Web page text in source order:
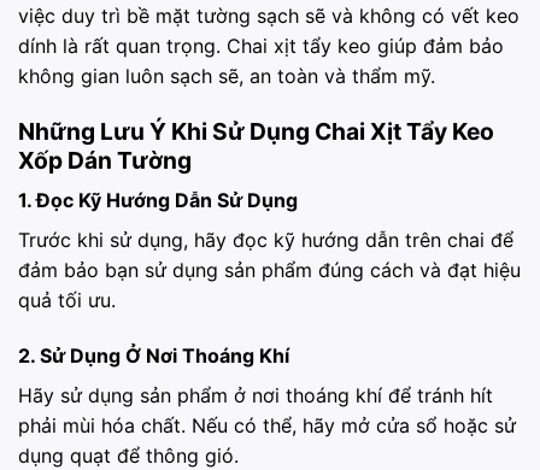
việc duy trì bề mặt tường sạch sẽ và không có vết keo
dính là rất quan trọng. Chai xịt tẩy keo giúp đảm bảo
không gian luôn sạch sẽ, an toàn và thẩm mỹ.
Những Lưu Ý Khi Sử Dụng Chai Xịt Tẩy Keo
Xốp Dán Tường
1. Đọc Kỹ Hướng Dẫn Sử Dụng
Trước khi sử dụng, hãy đọc kỹ hướng dẫn trên chai để
đảm bảo bạn sử dụng sản phẩm đúng cách và đạt hiệu
quả tối ưu.
2. Sử Dụng Ở Nơi Thoáng Khí
Hãy sử dụng sản phẩm ở nơi thoáng khí để tránh hít
phải mùi hóa chất. Nếu có thể, hãy mở cửa sổ hoặc sử
dụng quạt để thông gió.